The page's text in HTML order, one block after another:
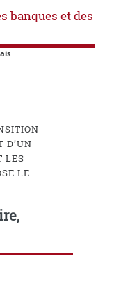
banques et des
D’UN
LES
LE